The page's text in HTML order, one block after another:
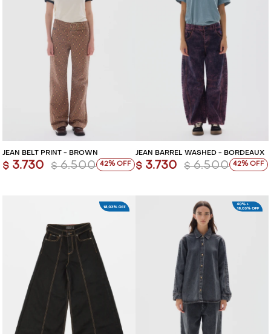
JEAN BELT PRINT - BROWN
$ 3.730 $ 6.500 42
JEAN BARREL WASHED - BORDEAUX
$ 3.730 $ 6.500 42